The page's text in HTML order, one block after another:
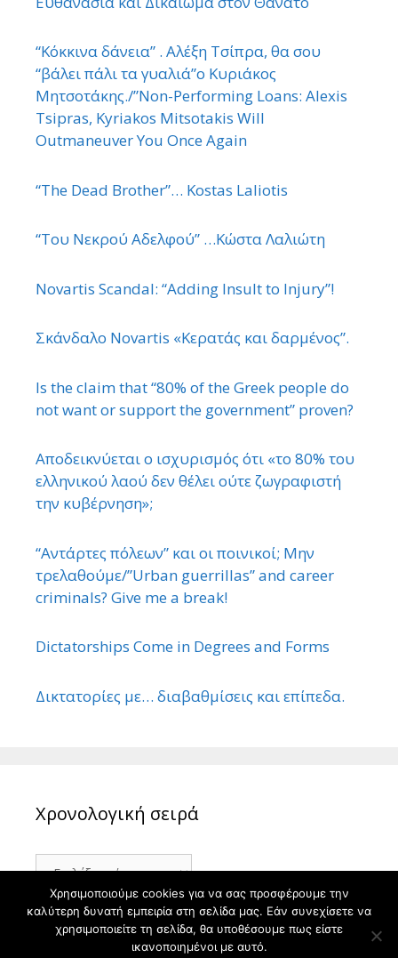
“Κόκκινα δάνεια” . Αλέξη Τσίπρα, θα σου
“βάλει πάλι τα γυαλιά”ο Κυριάκος
Μητσοτάκης./”Non-Performing Loans: Alexis
Tsipras, Kyriakos Mitsotakis Will
Outmaneuver You Once Again
“The Dead Brother”… Kostas Laliotis
“Του Νεκρού Αδελφού” …Κώστα Λαλιώτη
Novartis Scandal: “Adding Insult to Injury”!
Σκάνδαλο Novartis «Κερατάς και δαρμένος”.
Is the claim that “80% of the Greek people do
not want or support the government” proven?
Αποδεικνύεται ο ισχυρισμός ότι «το 80% του
ελληνικού λαού δεν θέλει ούτε ζωγραφιστή
την κυβέρνηση»;
“Αντάρτες πόλεων” και οι ποινικοί; Μην
τρελαθούμε/”Urban guerrillas” and career
criminals? Give me a break!
Dictatorships Come in Degrees and Forms
Δικτατορίες με… διαβαθμίσεις και επίπεδα.
Χρονολογική σειρά
Χρονολογική
σειρά
Χρησιμοποιούμε cookies για να σας προσφέρουμε την
καλύτερη δυνατή εμπειρία στη σελίδα μας. Εάν συνεχίσετε να
χρησιμοποιείτε τη σελίδα, θα υποθέσουμε πως είστε
ικανοποιημένοι με αυτό.